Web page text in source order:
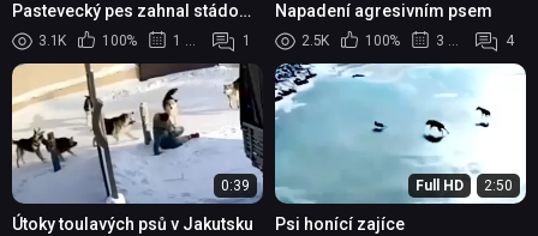
Pastevecký pes zahnal stádo
stovek ovcí do ohrady za
několik minut
3.1K 100% 1 měsíc 1
Napadení agresivním psem
2.5K 100% 3 měsíce 4
0:39
Útoky toulavých psů v Jakutsku
Full HD 2:50
Psi honící zajíce